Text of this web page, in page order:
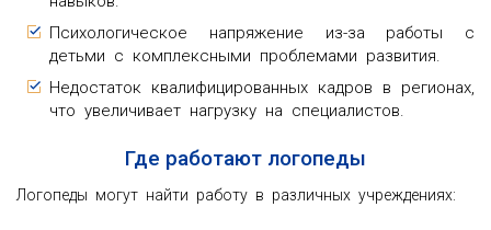
Психологическое напряжение из-за работы с
детьми с комплексными проблемами развития.
Недостаток квалифицированных кадров в регионах,
что увеличивает нагрузку на специалистов.
Где работают логопеды
Логопеды могут найти работу в различных учреждениях: